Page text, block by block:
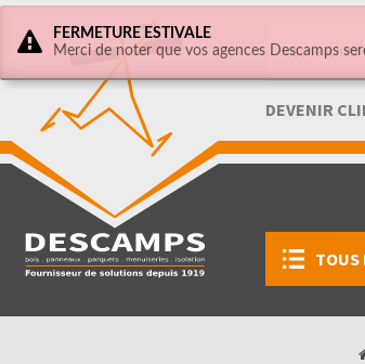
DEVENIR
TOUS
FERMETURE ESTIVALE
Merci de noter que vos agences Descamps